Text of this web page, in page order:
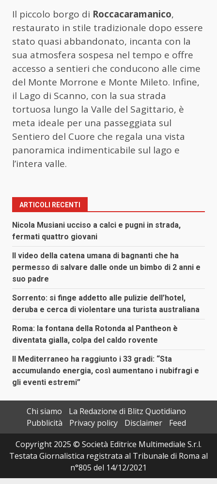
Il piccolo borgo di Roccacaramanico,
restaurato in stile tradizionale dopo essere
stato quasi abbandonato, incanta con la
sua atmosfera sospesa nel tempo e offre
accesso a sentieri che conducono alle cime
del Monte Morrone e Monte Mileto. Infine,
il Lago di Scanno, con la sua strada
tortuosa lungo la Valle del Sagittario, è
meta ideale per una passeggiata sul
Sentiero del Cuore che regala una vista
panoramica indimenticabile sul lago e
l’intera valle.
ARTICOLI RECENTI
Nicola Musiani ucciso a calci e pugni in strada,
fermati quattro giovani
Il video della catena umana di bagnanti che ha
permesso di salvare dalle onde un bimbo di 2 anni e
suo padre
Sorrento: si finge addetto alle pulizie dell’hotel,
deruba e cerca di violentare una turista australiana
Roma: la fontana della Rotonda al Pantheon è
diventata gialla, colpa del caldo rovente
Il Mediterraneo ha raggiunto i 33 gradi: “Sta
accumulando energia, così aumentano i nubifragi e
gli eventi estremi”
Chi siamo
La Redazione di Blitz Quotidiano
Pubblicità
Privacy policy Disclaimer
Feed
Copyright 2025 © Società Editrice Multimediale S.r.l.
Testata Giornalistica registrata al Tribunale di Roma al
n°805 del 14/12/2021